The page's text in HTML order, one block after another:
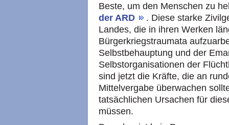
Beste, um den Menschen zu
der ARD
. Diese starke
Landes, die in ihren Werken
Bürgerkriegstraumata
Selbstbehauptung und der
Selbstorganisationen der
sind jetzt die Kräfte, die an
Mittelvergabe überwachen
tatsächlichen Ursachen für
müssen.